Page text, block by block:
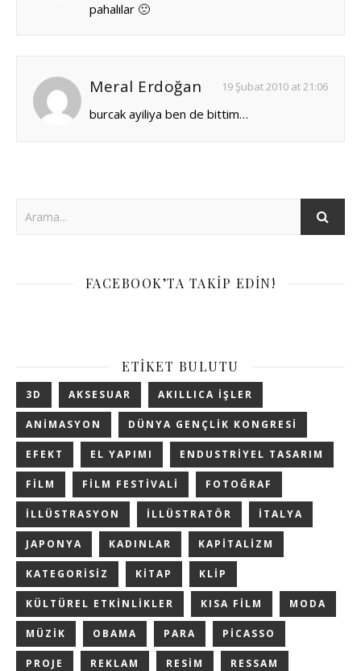
pahalılar 🙁
Meral Erdoğan 19 Şubat 2010 at 21:06
burcak ayiliya ben de bittim…
FACEBOOK’TA TAKIP EDIN!
ETIKET BULUTU
3D AKSESUAR AKILLICA IŞLER
ANIMASYON DÜNYA GENÇLIK KONGRESI
EFEKT EL YAPIMI ENDUSTRIYEL TASARIM
FILM FILM FESTIVALI FOTOĞRAF
ILLÜSTRASYON ILLÜSTRATÖR ITALYA
JAPONYA KADINLAR KAPITALIZM
KATEGORISIZ KITAP KLIP
KÜLTÜREL ETKINLIKLER KISA FILM MODA
MÜZIK OBAMA PARA PICASSO
PROJE REKLAM RESIM RESSAM